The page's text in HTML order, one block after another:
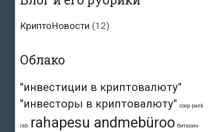
КриптоНовости (12)
Облако
"инвестиции в криптовалюту"
"инвесторы в криптовалюту" coop pank
rab rahapesu andmebüroo биткоин